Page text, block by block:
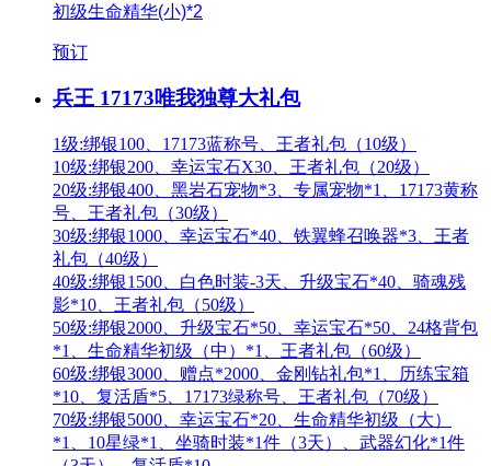
初级生命精华(小)*2
预订
兵王 17173唯我独尊大礼包
1级:绑银100、17173蓝称号、王者礼包（10级）
10级:绑银200、幸运宝石X30、王者礼包（20级）
20级:绑银400、黑岩石宠物*3、专属宠物*1、17173黄称
号、王者礼包（30级）
30级:绑银1000、幸运宝石*40、铁翼蜂召唤器*3、王者
礼包（40级）
40级:绑银1500、白色时装-3天、升级宝石*40、骑魂残
影*10、王者礼包（50级）
50级:绑银2000、升级宝石*50、幸运宝石*50、24格背包
*1、生命精华初级（中）*1、王者礼包（60级）
60级:绑银3000、赠点*2000、金刚钻礼包*1、历练宝箱
*10、复活盾*5、17173绿称号、王者礼包（70级）
70级:绑银5000、幸运宝石*20、生命精华初级（大）
*1、10星绿*1、坐骑时装*1件（3天）、武器幻化*1件